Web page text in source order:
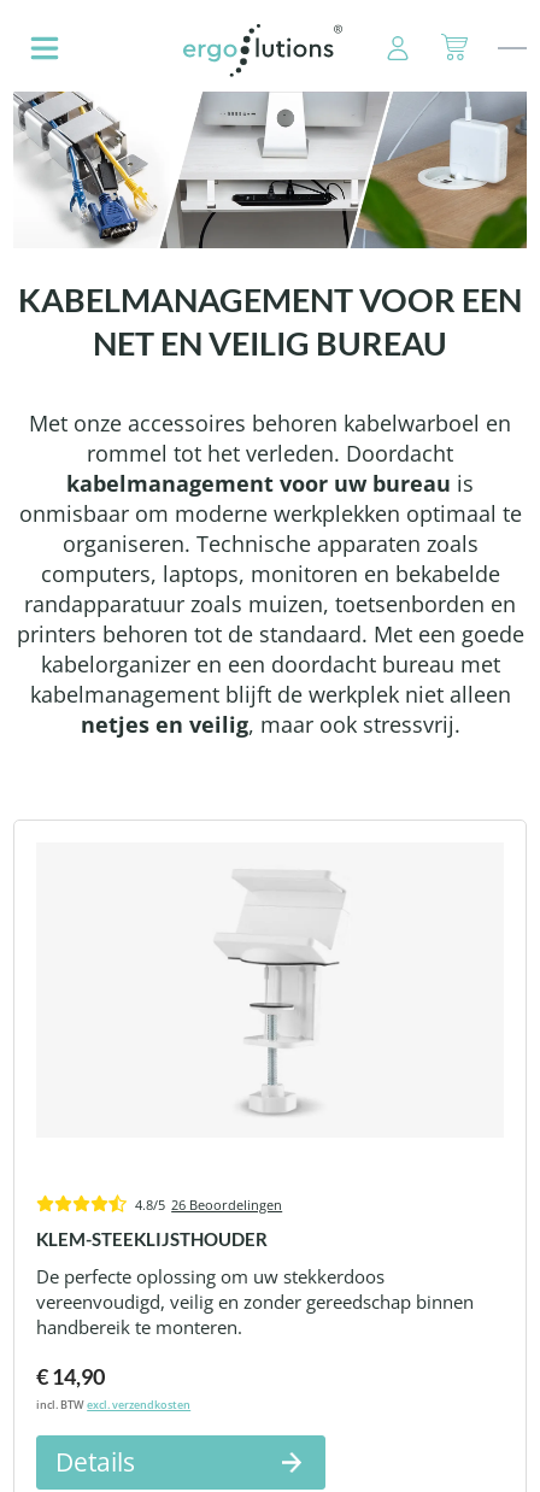
KABELMANAGEMENT VOOR EEN
NET EN VEILIG BUREAU
Met onze accessoires behoren kabelwarboel en
rommel tot het verleden. Doordacht
kabelmanagement voor uw bureau is
onmisbaar om moderne werkplekken optimaal te
organiseren. Technische apparaten zoals
computers, laptops, monitoren en bekabelde
randapparatuur zoals muizen, toetsenborden en
printers behoren tot de standaard. Met een goede
kabelorganizer en een doordacht bureau met
kabelmanagement blijft de werkplek niet alleen
netjes en veilig, maar ook stressvrij.
4.8/5 26 Beoordelingen
KLEM-STEEKLIJSTHOUDER
De perfecte oplossing om uw stekkerdoos
vereenvoudigd, veilig en zonder gereedschap binnen
handbereik te monteren.
€ 14,90
incl. BTWexcl. verzendkosten
Details